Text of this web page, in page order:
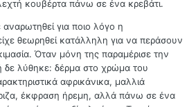
κουβέρτα πάνω σε ένα κρεβάτι.
για ποιο λόγο η
θεωρηθεί κατάλληλη για να περάσουν
Όταν μόνη της παραμέρισε την
δε λύθηκε: δέρμα στο χρώμα του
αφρικάνικα, μαλλιά
έκφραση ήρεμη, αλλά πάνω σε ένα